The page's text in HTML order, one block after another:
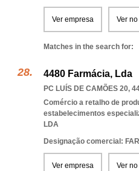
Ver empresa Ver
Matches in the search for:
4480 Farmácia, Lda
PC LUÍS DE CAMÕES 20,
Comércio a retalho de
estabelecimentos
LDA
Designação comercial:
Ver empresa Ver